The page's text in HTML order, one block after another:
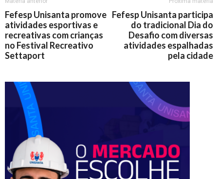
Fefesp Unisanta promove
atividades esportivas e
recreativas com crianças
no Festival Recreativo
Settaport
Fefesp Unisanta participa
do tradicional Dia do
Desafio com diversas
atividades espalhadas
pela cidade